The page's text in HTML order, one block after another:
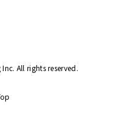
All rights reserved.